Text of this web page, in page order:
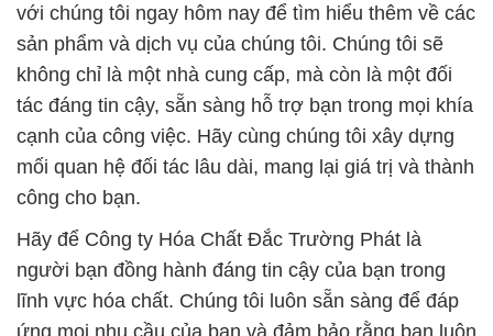
với chúng tôi ngay hôm nay để tìm hiểu thêm về các
sản phẩm và dịch vụ của chúng tôi. Chúng tôi sẽ
không chỉ là một nhà cung cấp, mà còn là một đối
tác đáng tin cậy, sẵn sàng hỗ trợ bạn trong mọi khía
cạnh của công việc. Hãy cùng chúng tôi xây dựng
mối quan hệ đối tác lâu dài, mang lại giá trị và thành
công cho bạn.
Hãy để Công ty Hóa Chất Đắc Trường Phát là
người bạn đồng hành đáng tin cậy của bạn trong
lĩnh vực hóa chất. Chúng tôi luôn sẵn sàng để đáp
ứng mọi nhu cầu của bạn và đảm bảo rằng bạn luôn